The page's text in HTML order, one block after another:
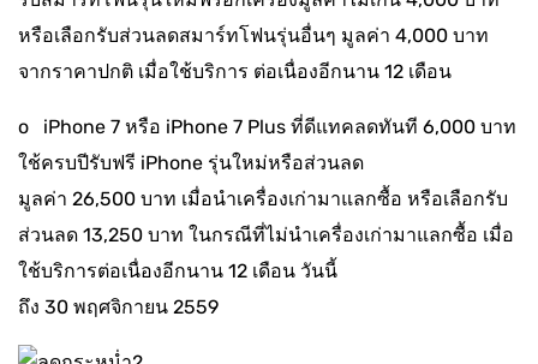
หรือเลือกรับส่วนลดสมาร์ทโฟนรุ่นอื่นๆ มูลค่า 4,000 บาท
จากราคาปกติ เมื่อใช้บริการ ต่อเนื่องอีกนาน 12 เดือน
o iPhone 7 หรือ iPhone 7 Plus ที่ดีแทคลดทันที 6,000 บาท
ใช้ครบปีรับฟรี iPhone รุ่นใหม่หรือส่วนลด
มูลค่า 26,500 บาท เมื่อนำเครื่องเก่ามาแลกซื้อ หรือเลือกรับ
ส่วนลด 13,250 บาท ในกรณีที่ไม่นำเครื่องเก่ามาแลกซื้อ เมื่อ
ใช้บริการต่อเนื่องอีกนาน 12 เดือน วันนี้
ถึง 30 พฤศจิกายน 2559